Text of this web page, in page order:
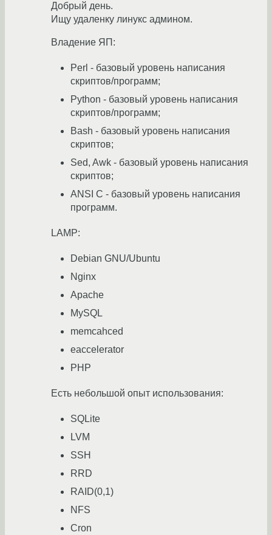
Добрый день.
Ищу удаленку линукс админом.
Владение ЯП:
Perl - базовый уровень написания
скриптов/программ;
Python - базовый уровень написания
скриптов/программ;
Bash - базовый уровень написания
скриптов;
Sed, Awk - базовый уровень написания
скриптов;
ANSI C - базовый уровень написания
программ.
LAMP:
Debian GNU/Ubuntu
Nginx
Apache
MySQL
memcahced
eaccelerator
PHP
Есть небольшой опыт использования:
SQLite
LVM
SSH
RRD
RAID(0,1)
NFS
Cron